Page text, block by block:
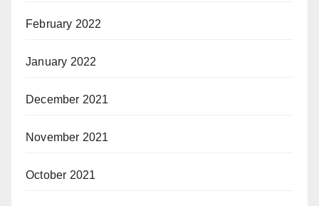
February 2022
January 2022
December 2021
November 2021
October 2021